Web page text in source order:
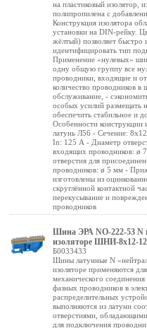
на пластиковый изолятор,
полипропилена с
Конструкция изолятора
установки на DIN-рейку.
жёлтый) позволяет быстро
идентифицировать тип
Применение «нулевых»
одну общую группу все
проводники, входящие и
количество проводников в
обслуживание, -
особых усилий размещать
обеспечить стабильное и
Особенности конструкции
латунь Л56 - Сечение:
In: 125 А - Диаметр
входящих проводников: ø
отверстия для
проводников: ø 5 мм -
изготовлены из
скруглённой контактной
перекусывание и
проводников
Шина ЭРА NO-222-53 N
изоляторе ШНИ-8х12-
Б0033433
Шины латунные N
изоляторе применяются
механического
фазных проводников в
распределительных
выполняются из латуни
отверстиями,
для подключения